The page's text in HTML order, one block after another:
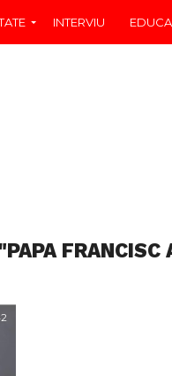
INTERVIU